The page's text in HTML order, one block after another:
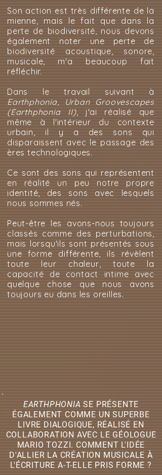
Son action est très différente de la
mienne, mais le fait que dans la
perte de biodiversité, nous devons
également noter une perte de
biodiversité acoustique, sonore,
musicale, m'a beaucoup fait
réfléchir.
Dans le travail suivant à
Earthphonia,Urban Groovescapes
(Earthphonia II), j'ai réalisé que
même à l'intérieur du contexte
urbain, il y a des sons qui
disparaissent avec le passage des
ères technologiques.
Ce sont des sons qui représentent
en réalité un peu notre propre
identité, des sons avec lesquels
nous sommes nés.
Peut-être les avons-nous toujours
classés comme des perturbations,
mais lorsqu'ils sont présentés sous
une forme différente, ils révèlent
toute leur chaleur, toute la
capacité de contact intime avec
quelque chose que nous avons
toujours eu dans les oreilles.
EARTHPHONIASE PRÉSENTE
ÉGALEMENT COMME UN SUPERBE
LIVRE DIALOGIQUE, RÉALISÉ EN
COLLABORATION AVEC LE GÉOLOGUE
MARIO TOZZI. COMMENT L'IDÉE
D'ALLIER LA CRÉATION MUSICALE À
L'ÉCRITURE A-T-ELLE PRIS FORME ?